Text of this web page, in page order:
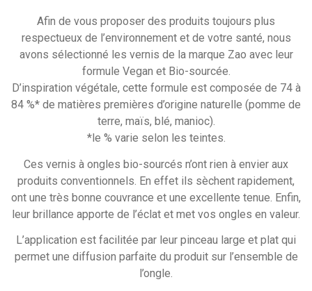
Afin de vous proposer des produits toujours plus
respectueux de l’environnement et de votre santé, nous
avons sélectionné les vernis de la marque Zao avec leur
formule Vegan et Bio-sourcée.
D’inspiration végétale, cette formule est composée de 74 à
84 %* de matières premières d’origine naturelle (pomme de
terre, maïs, blé, manioc).
*le % varie selon les teintes.
Ces vernis à ongles bio-sourcés n’ont rien à envier aux
produits conventionnels. En effet ils sèchent rapidement,
ont une très bonne couvrance et une excellente tenue. Enfin,
leur brillance apporte de l’éclat et met vos ongles en valeur.
L’application est facilitée par leur pinceau large et plat qui
permet une diffusion parfaite du produit sur l’ensemble de
l’ongle.